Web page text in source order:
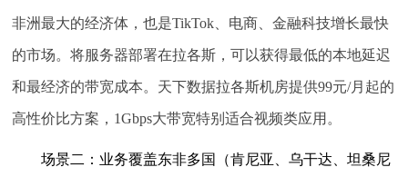
非洲最大的经济体，也是TikTok、电商、金融科技增长最快
的市场。将服务器部署在拉各斯，可以获得最低的本地延迟
和最经济的带宽成本。天下数据拉各斯机房提供99元/月起的
高性价比方案，1Gbps大带宽特别适合视频类应用。
场景二：业务覆盖东非多国（肯尼亚、乌干达、坦桑尼